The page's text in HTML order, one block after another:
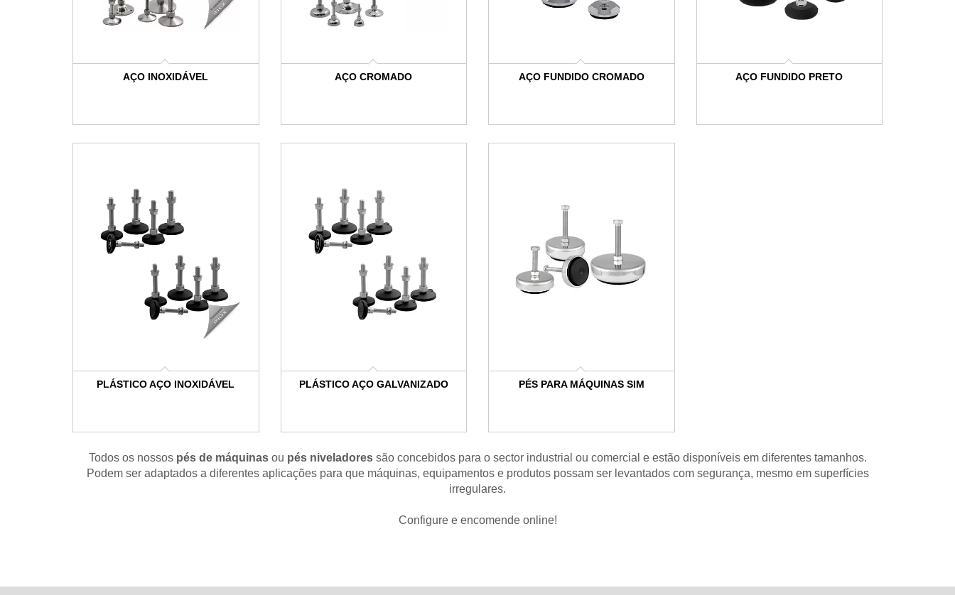
AÇO INOXIDÁVEL AÇO CROMADO AÇO FUNDIDO CROMADO AÇO FUNDIDO PRETO
PLÁSTICO AÇO INOXIDÁVEL PLÁSTICO AÇO GALVANIZADO PÉS PARA MÁQUINAS SIM
Todos os nossos pés de máquinasou pés niveladoressão concebidos para o sector industrial ou comercial e estão disponíveis em diferentes tamanhos.
Podem ser adaptados a diferentes aplicações para que máquinas, equipamentos e produtos possam ser levantados com segurança, mesmo em superfícies
irregulares.
Configure e encomende online!